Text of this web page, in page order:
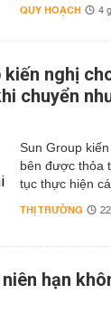
QUY HOẠCH 4
nghị
chuyển
Sun Group
bên được thỏa
tục thực hiện
THỊ TRƯỜNG
hạn